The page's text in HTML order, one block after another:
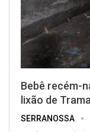
Bebê recém-
lixão de
SERRANOSSA